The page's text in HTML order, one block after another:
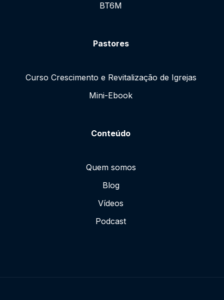
BT6M
Pastores
Curso Crescimento e Revitalização de Igrejas
Mini-Ebook
Conteúdo
Quem somos
Blog
Vídeos
Podcast